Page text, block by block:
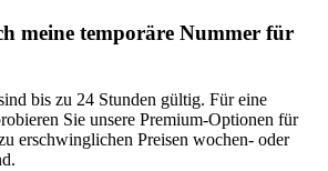
meine temporäre Nummer für
bis zu 24 Stunden gültig. Für eine
Sie unsere Premium-Optionen für
erschwinglichen Preisen wochen- oder